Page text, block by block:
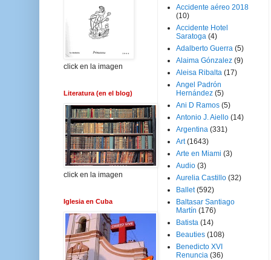
click en la imagen
Literatura (en el blog)
click en la imagen
Iglesia en Cuba
Accidente aéreo 2018
(10)
Accidente Hotel
Saratoga (4)
Adalberto Guerra (5)
Alaima Gónzalez (9)
Aleisa Ribalta (17)
Angel Padrón
Hernández (5)
Ani D Ramos (5)
Antonio J. Aiello (14)
Argentina (331)
Art (1643)
Arte en Miami (3)
Audio (3)
Aurelia Castillo (32)
Ballet (592)
Baltasar Santiago
Martín (176)
Batista (14)
Beauties (108)
Benedicto XVI
Renuncia (36)